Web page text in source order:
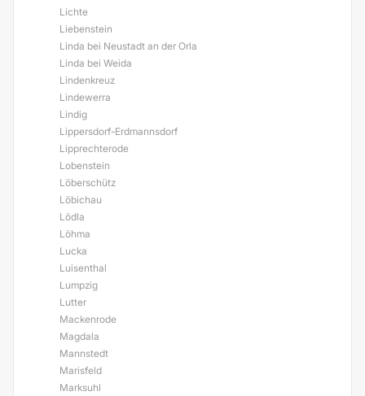
Lichte
Liebenstein
Linda bei Neustadt an der Orla
Linda bei Weida
Lindenkreuz
Lindewerra
Lindig
Lippersdorf-Erdmannsdorf
Lipprechterode
Lobenstein
Löberschütz
Löbichau
Lödla
Löhma
Lucka
Luisenthal
Lumpzig
Lutter
Mackenrode
Magdala
Mannstedt
Marisfeld
Marksuhl